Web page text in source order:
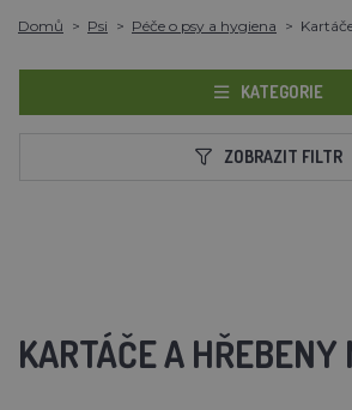
Domů Psi Péče o psy a hygiena
KATEGORIE
ZOBRAZIT FILTR
KARTÁČE A HŘEBENY